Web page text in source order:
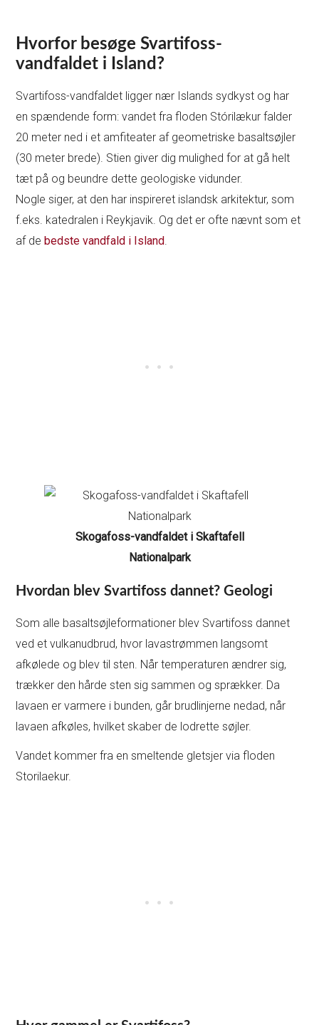
Hvorfor besøge Svartifoss-
vandfaldet i Island?
Svartifoss-vandfaldet ligger nær Islands sydkyst og har
en spændende form: vandet fra floden Stórilækur falder
20 meter ned i et amfiteater af geometriske basaltsøjler
(30 meter brede). Stien giver dig mulighed for at gå helt
tæt på og beundre dette geologiske vidunder.
Nogle siger, at den har inspireret islandsk arkitektur, som
f.eks. katedralen i Reykjavik. Og det er ofte nævnt som et
af debedste vandfald i Island
Skogafoss-vandfaldet i Skaftafell
Nationalpark
Hvordan blev Svartifoss dannet? Geologi
Som alle basaltsøjleformationer blev Svartifoss dannet
ved et vulkanudbrud, hvor lavastrømmen langsomt
afkølede og blev til sten. Når temperaturen ændrer sig,
trækker den hårde sten sig sammen og sprækker. Da
lavaen er varmere i bunden, går brudlinjerne nedad, når
lavaen afkøles, hvilket skaber de lodrette søjler.
Vandet kommer fra en smeltende gletsjer via floden
Storilaekur.